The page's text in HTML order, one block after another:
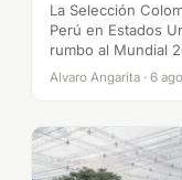
La Selección
Perú en Estados
rumbo al Mundial
Alvaro Angarita · 6